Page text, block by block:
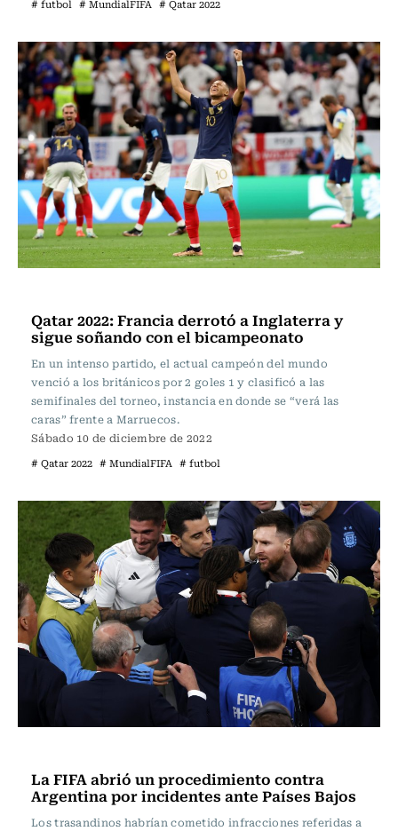
# futbol # MundialFIFA # Qatar 2022
Qatar 2022: Francia derrotó a Inglaterra y
sigue soñando con el bicampeonato
En un intenso partido, el actual campeón del mundo
venció a los británicos por 2 goles 1 y clasificó a las
semifinales del torneo, instancia en donde se “verá las
caras” frente a Marruecos.
Sábado 10 de diciembre de 2022
# Qatar 2022 # MundialFIFA # futbol
La FIFA abrió un procedimiento contra
Argentina por incidentes ante Países Bajos
Los trasandinos habrían cometido infracciones referidas a